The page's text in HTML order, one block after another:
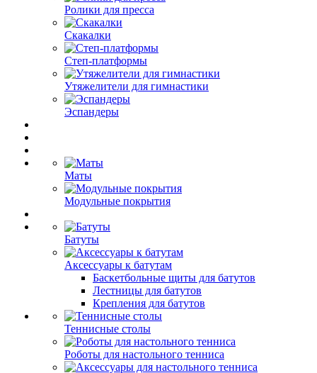
Ролики для пресса
Скакалки
Степ-платформы
Утяжелители для гимнастики
Эспандеры
Маты
Модульные покрытия
Батуты
Аксессуары к батутам
Баскетбольные щиты для батутов
Лестницы для батутов
Крепления для батутов
Теннисные столы
Роботы для настольного тенниса